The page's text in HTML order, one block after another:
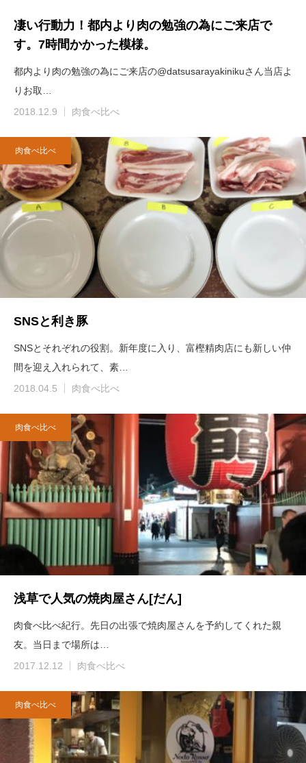
凄い行動力！都内より肉の勉強の為にご来店で
す。7時間かかった模様。
都内より肉の勉強の為にご来店の@datsusarayakinikuさん当店よ
りお取…
2018.12.9
肉食べ比べ
肉食べ比べ
SNSと利き豚
SNSとそれぞれの役割。新年度に入り、富樫精肉店にも新しい仲
間を迎え入れられて、素…
2018.04.5
肉食べ比べ
肉食べ比べ
浅草で人気の焼肉屋さん[だん]
肉食べ比べ紀行。先日の出張で焼肉屋さんを予約してくれた親
友。当日まで場所は…
2017.12.12
肉食べ比べ
肉食べ比べ